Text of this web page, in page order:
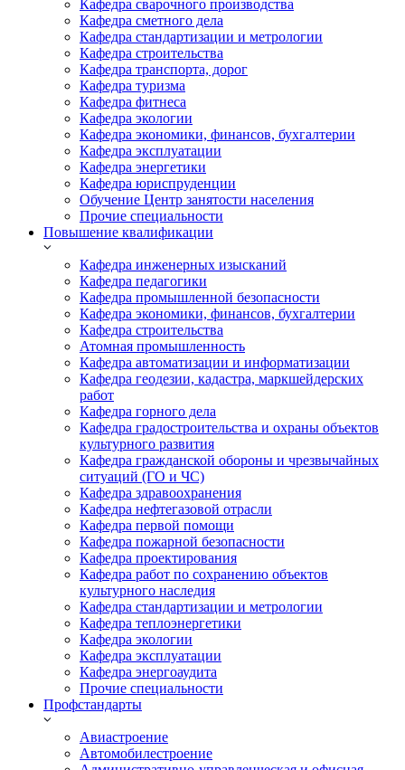
Кафедра сварочного производства
Кафедра сметного дела
Кафедра стандартизации и метрологии
Кафедра строительства
Кафедра транспорта, дорог
Кафедра туризма
Кафедра фитнеса
Кафедра экологии
Кафедра экономики, финансов, бухгалтерии
Кафедра эксплуатации
Кафедра энергетики
Кафедра юриспруденции
Обучение Центр занятости населения
Прочие специальности
Повышение квалификации
Кафедра инженерных изысканий
Кафедра педагогики
Кафедра промышленной безопасности
Кафедра экономики, финансов, бухгалтерии
Кафедра строительства
Атомная промышленность
Кафедра автоматизации и информатизации
Кафедра геодезии, кадастра, маркшейдерских
работ
Кафедра горного дела
Кафедра градостроительства и охраны объектов
культурного развития
Кафедра гражданской обороны и чрезвычайных
ситуаций (ГО и ЧС)
Кафедра здравоохранения
Кафедра нефтегазовой отрасли
Кафедра первой помощи
Кафедра пожарной безопасности
Кафедра проектирования
Кафедра работ по сохранению объектов
культурного наследия
Кафедра стандартизации и метрологии
Кафедра теплоэнергетики
Кафедра экологии
Кафедра эксплуатации
Кафедра энергоаудита
Прочие специальности
Профстандарты
Авиастроение
Автомобилестроение